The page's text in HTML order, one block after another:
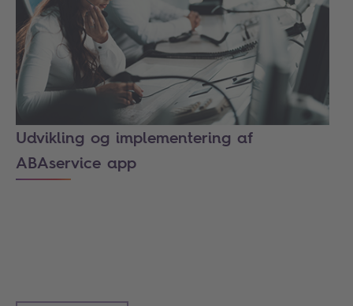
Udvikling og implementering af
ABAservice app